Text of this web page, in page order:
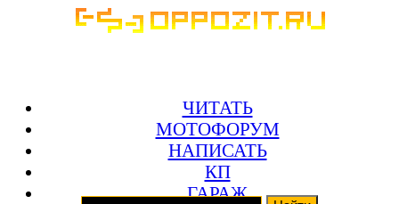
ЧИТАТЬ
МОТОФОРУМ
НАПИСАТЬ
КП
ГАРАЖ